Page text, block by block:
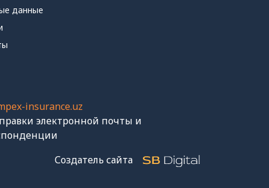
данные
insurance.uz
электронной почты и
Создатель сайта